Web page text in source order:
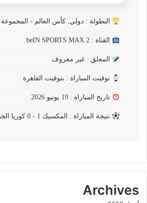
البطولة : دولي, كأس العالم - المجموعة أ
القناة : beIN SPORTS MAX 2
المعلق : غير معروف
توقيت المباراة : بتوقيت القاهرة
تاريخ المباراة : 19 يونيو 2026
نتيجة المباراة : المكسيك 1 - 0 كوريا الجنوبية
Archives